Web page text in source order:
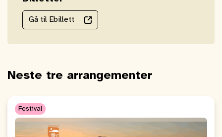
Gå til Ebillett
Neste tre arrangementer
Festival